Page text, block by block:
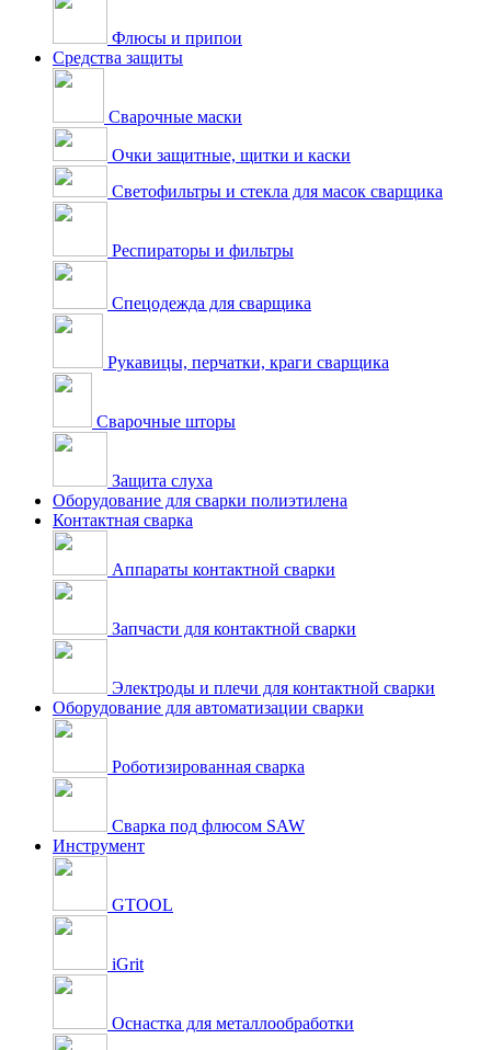
Флюсы и припои
Средства защиты
Сварочные маски
Очки защитные, щитки и каски
Светофильтры и стекла для масок сварщика
Респираторы и фильтры
Спецодежда для сварщика
Рукавицы, перчатки, краги сварщика
Сварочные шторы
Защита слуха
Оборудование для сварки полиэтилена
Контактная сварка
Аппараты контактной сварки
Запчасти для контактной сварки
Электроды и плечи для контактной сварки
Оборудование для автоматизации сварки
Роботизированная сварка
Сварка под флюсом SAW
Инструмент
GTOOL
iGrit
Оснастка для металлообработки